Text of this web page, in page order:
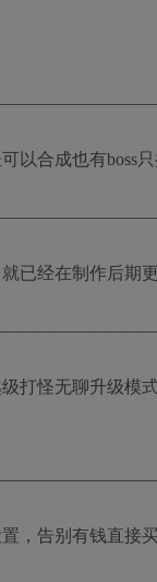
以合成也有boss
已经在制作后期更
打怪无聊升级模
，告别有钱直接